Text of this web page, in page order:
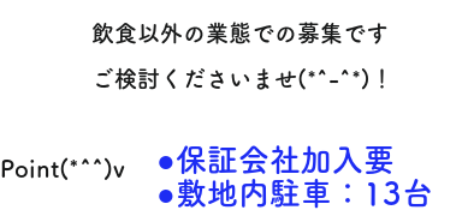
飲食以外の業態での募集です
ご検討くださいませ(*^-^*)！
Point(*^^)v
●保証会社加入要
●敷地内駐車：13台